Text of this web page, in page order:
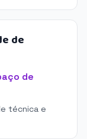
de
de
técnica e